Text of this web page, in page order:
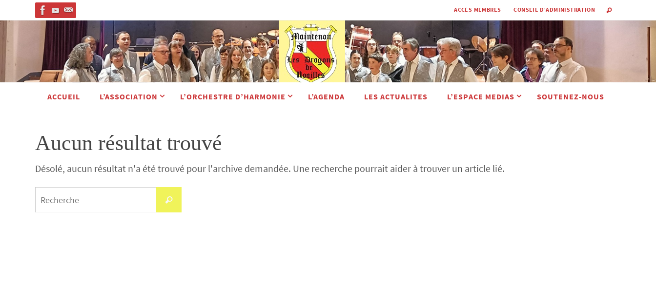
vers
contenu
ACCÈS MEMBRES CONSEIL D’ADMINISTRATION
ACCUEIL L’ASSOCIATION L’ORCHESTRE D’HARMONIE L’AGENDA LES ACTUALITES L’ESPACE MEDIAS SOUTENEZ-NOUS
Aucun résultat trouvé
Désolé, aucun résultat n'a été trouvé pour l'archive demandée. Une recherche pourrait aider à trouver un article lié.
for:
Recherche